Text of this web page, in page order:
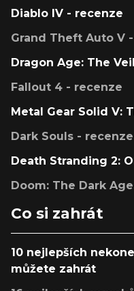
Diablo IV - recenze
Grand Theft Auto V
Dragon Age: The
Fallout 4 - recenze
Metal Gear Solid V:
Dark Souls - recenze
Death Stranding 2:
Doom: The Dark
Co si zahrát
10 nejlepších
můžete zahrát